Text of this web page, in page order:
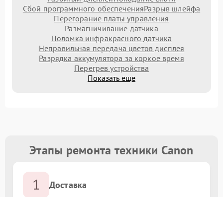
Сбой программного обеспеченияРазрыв шлейфа
Перегорание платы управления
Размагничивание датчика
Поломка инфракрасного датчика
Неправильная передача цветов дисплея
Разрядка аккумулятора за коркое время
Перегрев устройства
Показать еще
Этапы ремонта техники Canon
1 Доставка